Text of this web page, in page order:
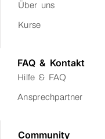
Über uns
Kurse
FAQ & Kontakt
Hilfe & FAQ
Ansprechpartner
Community